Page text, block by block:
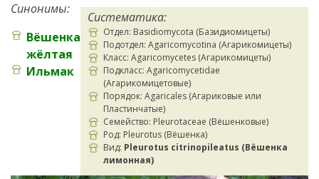
Систематика:
Отдел: Basidiomycota (Базидиомицеты)
Подотдел: Agaricomycotina (Агарикомицеты)
Класс: Agaricomycetes (Агарикомицеты)
Подкласс: Agaricomycetidae
(Агарикомицетовые)
Порядок: Agaricales (Агариковые или
Пластинчатые)
Семейство: Pleurotaceae (Вёшенковые)
Род: Pleurotus (Вёшенка)
Вид: Pleurotus citrinopileatus (Вёшенка
лимонная)
Синонимы:
Вёшенка
жёлтая
Ильмак